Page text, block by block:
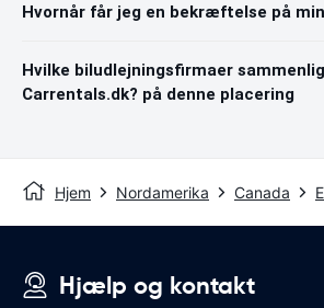
Hvornår får jeg en bekræftelse på
Hvilke biludlejningsfirmaer
Carrentals.dk? på denne placering
Hjem Nordamerika Canada
Hjælp og kontakt